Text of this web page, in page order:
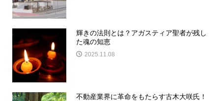
輝きの法則とは？アガスティア聖者が残し
た魂の知恵
2025.11.08
不動産業界に革命をもたらす古木大咲氏！